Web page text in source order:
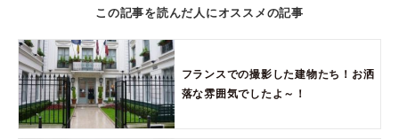
この記事を読んだ人にオススメの記事
フランスでの撮影した建物たち！お洒
落な雰囲気でしたよ～！